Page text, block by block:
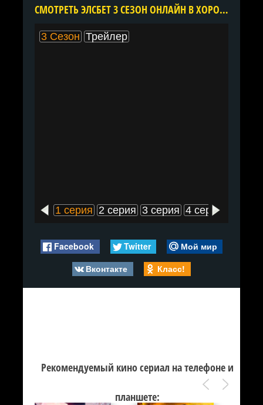
CМОТРЕТЬ ЭЛСБЕТ 3 СЕЗОН ОНЛАЙН В ХОРОШЕМ КАЧЕСТВЕ ВСЕ СЕРИИ ПОДРЯД БЕСПЛАТНО
3 Сезон Трейлер
1 серия 2 серия 3 серия 4 серия
Facebook Twitter
Мой мир
Вконтакте
Класс!
Рекомендуемый кино сериал на телефоне и
планшете: